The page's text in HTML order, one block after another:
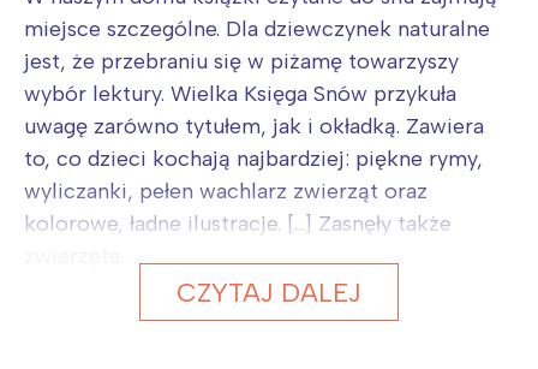
miejsce szczególne. Dla dziewczynek naturalne
jest, że przebraniu się w piżamę towarzyszy
wybór lektury. Wielka Księga Snów przykuła
uwagę zarówno tytułem, jak i okładką. Zawiera
to, co dzieci kochają najbardziej: piękne rymy,
wyliczanki, pełen wachlarz zwierząt oraz
kolorowe, ładne ilustracje. […] Zasnęły także
CZYTAJ DALEJ